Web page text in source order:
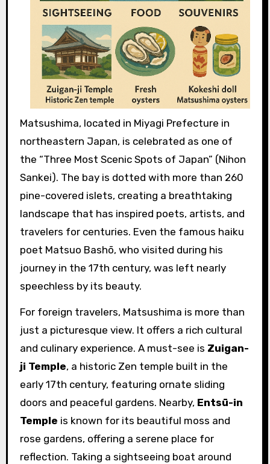
Matsushima, located in Miyagi Prefecture in
northeastern Japan, is celebrated as one of
the “Three Most Scenic Spots of Japan” (Nihon
Sankei). The bay is dotted with more than 260
pine-covered islets, creating a breathtaking
landscape that has inspired poets, artists, and
travelers for centuries. Even the famous haiku
poet Matsuo Bashō, who visited during his
journey in the 17th century, was left nearly
speechless by its beauty.
For foreign travelers, Matsushima is more than
just a picturesque view. It offers a rich cultural
and culinary experience. A must-see is Zuigan-
ji Temple, a historic Zen temple built in the
early 17th century, featuring ornate sliding
doors and peaceful gardens. Nearby, Entsū-in
Temple is known for its beautiful moss and
rose gardens, offering a serene place for
reflection. Taking a sightseeing boat around